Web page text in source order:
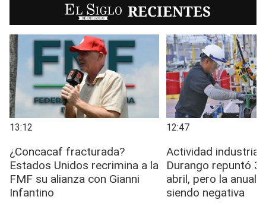
EL SIGLO RECIENTES